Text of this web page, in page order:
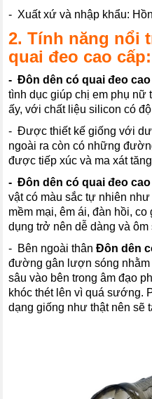
- Xuất xứ và nhập khẩu:
2. Tính năng nổi
quai đeo cao cấp:
- Đôn dên có quai đeo
tình dục giúp chị em phụ nữ
ấy, với chất liệu silicon có
- Được thiết kế giống với
ngoài ra còn có những
được tiếp xúc và ma xát
- Đôn dên có quai đeo
vật có màu sắc tự nhiên
mềm mại, êm ái, đàn hồi,
dụng trở nên dễ dàng và ôm
- Bên ngoài thânĐôn dên
đường gân lượn sóng nhằm
sâu vào bên trong âm đạo
khóc thét lên vì quá sướng.
dạng giống như thật nên sẽ